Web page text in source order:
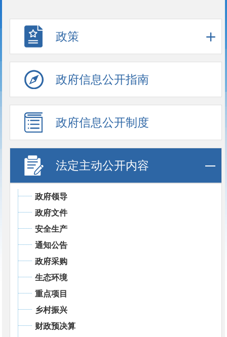
政策
政府信息公开指南
政府信息公开制度
法定主动公开内容
政府领导
政府文件
安全生产
通知公告
政府采购
生态环境
重点项目
乡村振兴
财政预决算